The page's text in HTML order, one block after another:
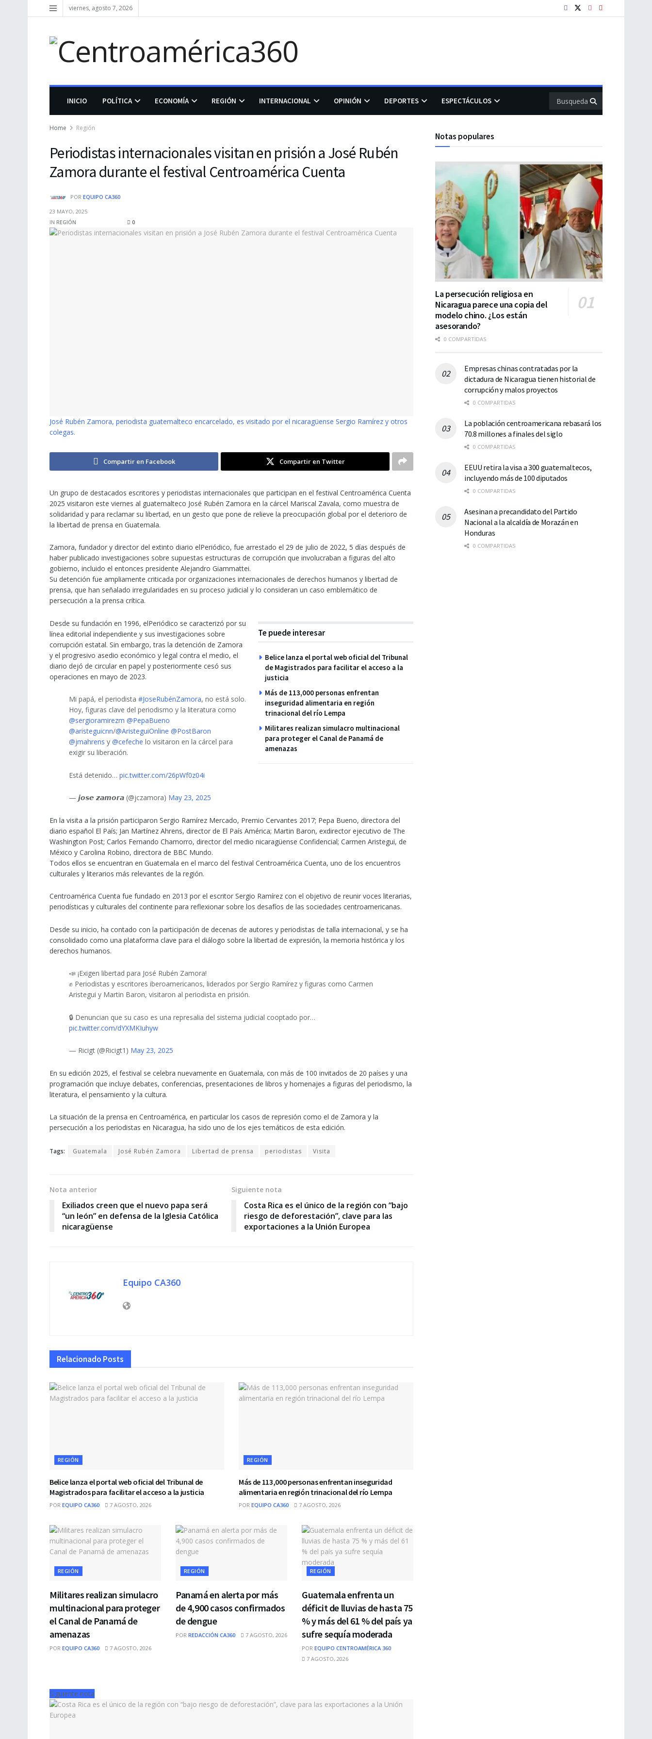
viernes, agosto 7, 2026
INICIO POLÍTICA ECONOMÍA REGIÓN INTERNACIONAL OPINIÓN DEPORTES ESPECTÁCULOS
Home Región
Periodistas internacionales visitan en prisión a José Rubén
Zamora durante el festival Centroamérica Cuenta
POR EQUIPO CA360
23 MAYO, 2025
IN REGIÓN 0
José Rubén Zamora, periodista guatemalteco encarcelado, es visitado por el nicaragüense Sergio Ramírez y otros
colegas.
Compartir en Facebook Compartir en Twitter
Un grupo de destacados escritores y periodistas internacionales que participan en el festival Centroamérica Cuenta
2025 visitaron este viernes al guatemalteco José Rubén Zamora en la cárcel Mariscal Zavala, como muestra de
solidaridad y para reclamar su libertad, en un gesto que pone de relieve la preocupación global por el deterioro de
la libertad de prensa en Guatemala.
Zamora, fundador y director del extinto diario elPeriódico, fue arrestado el 29 de julio de 2022, 5 días después de
haber publicado investigaciones sobre supuestas estructuras de corrupción que involucraban a figuras del alto
gobierno, incluido el entonces presidente Alejandro Giammattei.
Su detención fue ampliamente criticada por organizaciones internacionales de derechos humanos y libertad de
prensa, que han señalado irregularidades en su proceso judicial y lo consideran un caso emblemático de
persecución a la prensa crítica.
Te puede interesar
Belice lanza el portal web oficial del Tribunal
de Magistrados para facilitar el acceso a la
justicia
Más de 113,000 personas enfrentan
inseguridad alimentaria en región
trinacional del río Lempa
Militares realizan simulacro multinacional
para proteger el Canal de Panamá de
amenazas
Desde su fundación en 1996, elPeriódico se caracterizó por su
línea editorial independiente y sus investigaciones sobre
corrupción estatal. Sin embargo, tras la detención de Zamora
y el progresivo asedio económico y legal contra el medio, el
diario dejó de circular en papel y posteriormente cesó sus
operaciones en mayo de 2023.
Mi papá, el periodista #JoseRubénZamora, no está solo.
Hoy, figuras clave del periodismo y la literatura como
@sergioramirezm @PepaBueno
@aristeguicnn/@AristeguiOnline @PostBaron
@jmahrens y @cefeche lo visitaron en la cárcel para
exigir su liberación.
Está detenido… pic.twitter.com/26pWf0z04i
— 𝙟𝙤𝙨𝙚 𝙯𝙖𝙢𝙤𝙧𝙖 (@jczamora) May 23, 2025
En la visita a la prisión participaron Sergio Ramírez Mercado, Premio Cervantes 2017; Pepa Bueno, directora del
diario español El País; Jan Martínez Ahrens, director de El País América; Martin Baron, exdirector ejecutivo de The
Washington Post; Carlos Fernando Chamorro, director del medio nicaragüense Confidencial; Carmen Aristegui, de
México y Carolina Robino, directora de BBC Mundo.
Todos ellos se encuentran en Guatemala en el marco del festival Centroamérica Cuenta, uno de los encuentros
culturales y literarios más relevantes de la región.
Centroamérica Cuenta fue fundado en 2013 por el escritor Sergio Ramírez con el objetivo de reunir voces literarias,
periodísticas y culturales del continente para reflexionar sobre los desafíos de las sociedades centroamericanas.
Desde su inicio, ha contado con la participación de decenas de autores y periodistas de talla internacional, y se ha
consolidado como una plataforma clave para el diálogo sobre la libertad de expresión, la memoria histórica y los
derechos humanos.
📣 ¡Exigen libertad para José Rubén Zamora!
✊ Periodistas y escritores iberoamericanos, liderados por Sergio Ramírez y figuras como Carmen
Aristegui y Martin Baron, visitaron al periodista en prisión.
🔒 Denuncian que su caso es una represalia del sistema judicial cooptado por…
pic.twitter.com/dYXMKIuhyw
— Ricigt (@Ricigt1) May 23, 2025
En su edición 2025, el festival se celebra nuevamente en Guatemala, con más de 100 invitados de 20 países y una
programación que incluye debates, conferencias, presentaciones de libros y homenajes a figuras del periodismo, la
literatura, el pensamiento y la cultura.
La situación de la prensa en Centroamérica, en particular los casos de represión como el de Zamora y la
persecución a los periodistas en Nicaragua, ha sido uno de los ejes temáticos de esta edición.
Tags: Guatemala José Rubén Zamora Libertad de prensa periodistas Visita
Nota anterior
Exiliados creen que el nuevo papa será
“un león” en defensa de la Iglesia Católica
nicaragüense
Siguiente nota
Costa Rica es el único de la región con “bajo
riesgo de deforestación”, clave para las
exportaciones a la Unión Europea
Equipo CA360
Relacionado Posts
REGIÓN
Belice lanza el portal web oficial del Tribunal de
Magistrados para facilitar el acceso a la justicia
POR EQUIPO CA360 7 AGOSTO, 2026
REGIÓN
Más de 113,000 personas enfrentan inseguridad
alimentaria en región trinacional del río Lempa
POR EQUIPO CA360 7 AGOSTO, 2026
REGIÓN
Militares realizan simulacro
multinacional para proteger
el Canal de Panamá de
amenazas
POR EQUIPO CA360 7 AGOSTO, 2026
REGIÓN
Panamá en alerta por más
de 4,900 casos confirmados
de dengue
POR REDACCIÓN CA360 7 AGOSTO, 2026
REGIÓN
Guatemala enfrenta un
déficit de lluvias de hasta 75
% y más del 61 % del país ya
sufre sequía moderada
POR EQUIPO CENTROAMÉRICA 360
7 AGOSTO, 2026
Siguiente nota
Notas populares
La persecución religiosa en
Nicaragua parece una copia del
modelo chino. ¿Los están
asesorando?
0 COMPARTIDAS
Empresas chinas contratadas por la
dictadura de Nicaragua tienen historial de
corrupción y malos proyectos
0 COMPARTIDAS
La población centroamericana rebasará los
70.8 millones a finales del siglo
0 COMPARTIDAS
EEUU retira la visa a 300 guatemaltecos,
incluyendo más de 100 diputados
0 COMPARTIDAS
Asesinan a precandidato del Partido
Nacional a la alcaldía de Morazán en
Honduras
0 COMPARTIDAS